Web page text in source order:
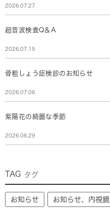
2026.07.27
超音波検査Q＆A
2026.07.15
骨粗しょう症検診のお知らせ
2026.07.06
紫陽花の綺麗な季節
2026.06.29
TAG タグ
お知らせ お知らせ、内視鏡